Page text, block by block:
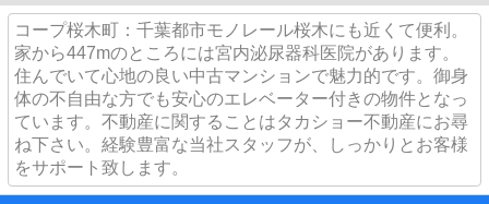
コープ桜木町：千葉都市モノレール桜木にも近くて便利。
家から447mのところには宮内泌尿器科医院があります。
住んでいて心地の良い中古マンションで魅力的です。御身
体の不自由な方でも安心のエレベーター付きの物件となっ
ています。不動産に関することはタカショー不動産にお尋
ね下さい。経験豊富な当社スタッフが、しっかりとお客様
をサポート致します。